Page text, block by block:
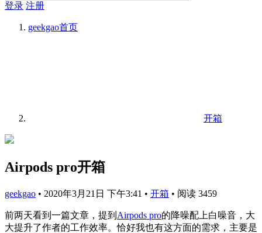
登录 注册
geekgao首页
开箱
Airpods pro开箱
geekgao • 2020年3月21日 下午3:41 • 开箱 • 阅读 3459
前两天看到一篇文章，提到 Airpods pro的降噪配上白噪音，大
大提升了作者的工作效率。恰好我也有这方面的需求，主要是